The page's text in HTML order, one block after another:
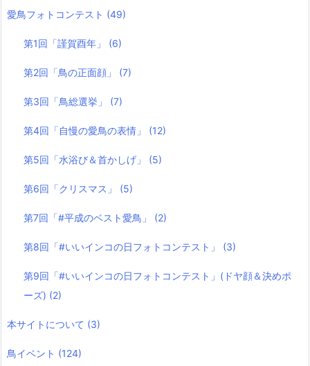
愛鳥フォトコンテスト (49)
第1回「謹賀酉年」 (6)
第2回「鳥の正面顔」 (7)
第3回「鳥総選挙」 (7)
第4回「自慢の愛鳥の表情」 (12)
第5回「水浴び＆首かしげ」 (5)
第6回「クリスマス」 (5)
第7回「#平成のベスト愛鳥」 (2)
第8回「#いいインコの日フォトコンテスト」 (3)
第9回「#いいインコの日フォトコンテスト」(ドヤ顔＆決めポ
ーズ) (2)
本サイトについて (3)
鳥イベント (124)